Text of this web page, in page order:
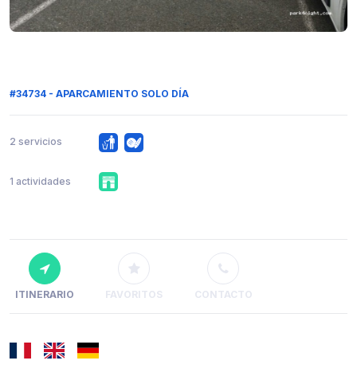
#34734 - APARCAMIENTO SOLO DÍA
2 servicios
1 actividades
ITINERARIO FAVORITOS CONTACTO